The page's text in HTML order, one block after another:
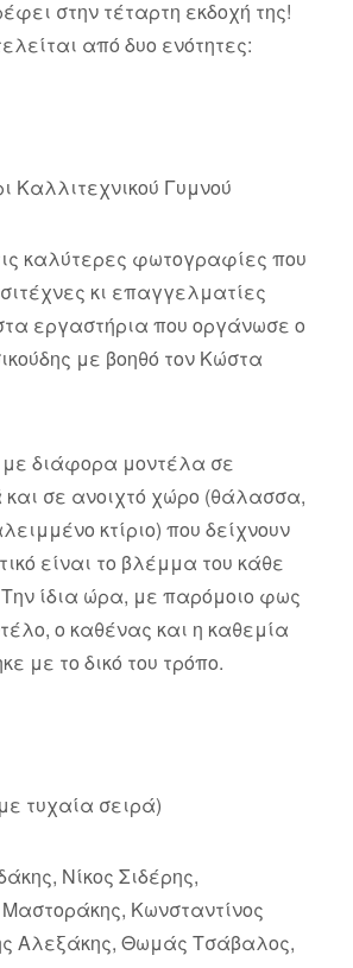
στην τέταρτη εκδοχή της!
από δυο ενότητες:
Γυμνού
καλύτερες φωτογραφίες που
κι επαγγελματίες
εργαστήρια που οργάνωσε ο
με βοηθό τον Κώστα
διάφορα μοντέλα σε
σε ανοιχτό χώρο (θάλασσα,
κτίριο) που δείχνουν
είναι το βλέμμα του κάθε
ίδια ώρα, με παρόμοιο φως
ο καθένας και η καθεμία
με το δικό του τρόπο.
τυχαία σειρά)
Νίκος Σιδέρης,
Κωνσταντίνος
Αλεξάκης, Θωμάς Τσάβαλος,